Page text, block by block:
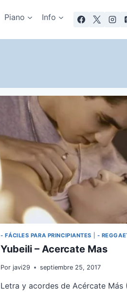
Piano Info
- FÁCILES PARA PRINCIPIANTES -
Yubeili – Acercate Mas
Por javi29 septiembre 25, 2017
Letra y acordes de Acércate Más